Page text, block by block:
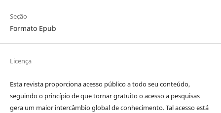
Seção
Formato Epub
Licença
Esta revista proporciona acesso público a todo seu conteúdo,
seguindo o princípio de que tornar gratuito o acesso a pesquisas
gera um maior intercâmbio global de conhecimento. Tal acesso está